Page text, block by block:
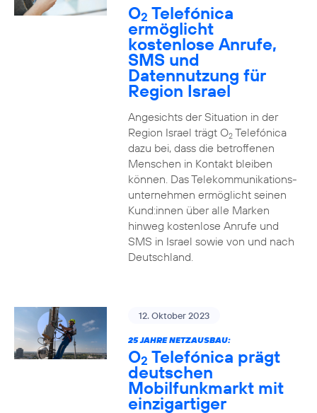
O2 Telefónica
ermöglicht
kostenlose Anrufe,
SMS und
Datennutzung für
Region Israel
Angesichts der Situation in der
Region Israel trägt O2Telefónica
dazu bei, dass die betroffenen
Menschen in Kontakt bleiben
können. Das Telekommunikations­
unternehmen ermöglicht seinen
Kund:innen über alle Marken
hinweg kostenlose Anrufe und
SMS in Israel sowie von und nach
Deutschland.
12. Oktober 2023
25 JAHRE NETZAUSBAU:
O2 Telefónica prägt
deutschen
Mobilfunkmarkt mit
einzigartiger